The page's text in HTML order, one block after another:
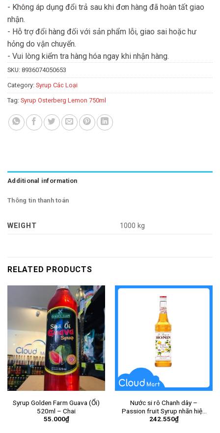
- Không áp dụng đổi trả sau khi đơn hàng đã hoàn tất giao
nhận.
- Hỗ trợ đổi hàng đối với sản phẩm lỗi, giao sai hoặc hư
hỏng do vận chuyển.
- Vui lòng kiểm tra hàng hóa ngay khi nhận hàng.
SKU: 8936074050653
Category: Syrup Các Loại
Tag: Syrup Osterberg Lemon 750ml
Additional information
Thông tin thanh toán
WEIGHT 1000 kg
RELATED PRODUCTS
Syrup Golden Farm Guava (Ổi)
520ml – Chai
55.000₫
Nước si rô Chanh dây –
Passion fruit Syrup nhãn hiệu
Monin 700ml – Chai
242.550₫